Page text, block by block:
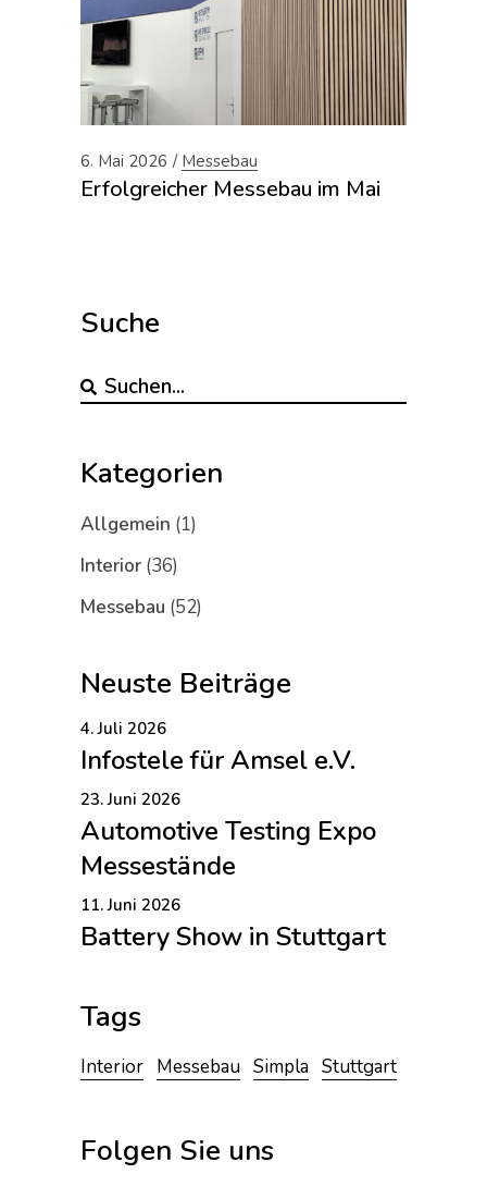
6. Mai 2026 Messebau
Erfolgreicher Messebau im Mai
Suche
Kategorien
Allgemein (1)
Interior (36)
Messebau (52)
Neuste Beiträge
4. Juli 2026
Infostele für Amsel e.V.
23. Juni 2026
Automotive Testing Expo
Messestände
11. Juni 2026
Battery Show in Stuttgart
Tags
Interior Messebau Simpla Stuttgart
Folgen Sie uns